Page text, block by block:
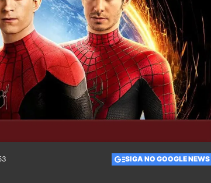
SIGA NO GOOGLE NEWS